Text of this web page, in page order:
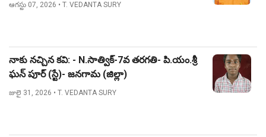
ఆగస్టు 07, 2026 • T. VEDANTA SURY
నాకు నచ్చిన కవి: - N.సాత్విక్-7వ తరగతి- పి.యం.శ్రీ
ఘన్ పూర్ (స్టే)- జనగామ (జిల్లా)
జులై 31, 2026 • T. VEDANTA SURY